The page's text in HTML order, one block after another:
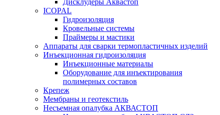
Дисклудеры Аквастоп
ICOPAL
Гидроизоляция
Кровельные системы
Праймеры и мастики
Аппараты для сварки термопластичных изделий
Инъекционная гидроизоляция
Инъекционные материалы
Оборудование для инъектирования
полимерных составов
Крепеж
Мембраны и геотекстиль
Несъемная опалубка АКВАСТОП